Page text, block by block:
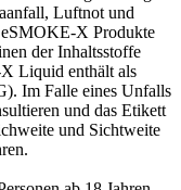
Luftnot und
eSMOKE-X Produkte
der Inhaltsstoffe
Liquid enthält als
Im Falle eines Unfalls
und das Etikett
und Sichtweite